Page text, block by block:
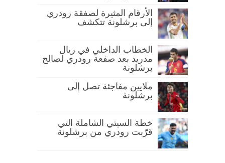
الأرقام المثيرة لصفقة رودري
إلى برشلونة تتكشف
الخطاب الداخلي في ريال
مدريد بعد صفعة رودري لصالح
برشلونة
ملايين مفاجئة تصل إلى
برشلونة
خطة السيتي الشاملة التي
قرّبت رودري من برشلونة